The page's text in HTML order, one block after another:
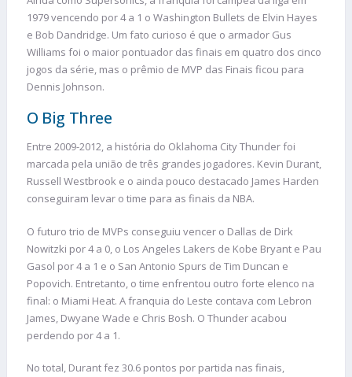
1979 vencendo por 4 a 1 o Washington Bullets de Elvin Hayes
e Bob Dandridge. Um fato curioso é que o armador Gus
Williams foi o maior pontuador das finais em quatro dos cinco
jogos da série, mas o prêmio de MVP das Finais ficou para
Dennis Johnson.
O Big Three
Entre 2009-2012, a história do Oklahoma City Thunder foi
marcada pela união de três grandes jogadores. Kevin Durant,
Russell Westbrook e o ainda pouco destacado James Harden
conseguiram levar o time para as finais da NBA.
O futuro trio de MVPs conseguiu vencer o Dallas de Dirk
Nowitzki por 4 a 0, o Los Angeles Lakers de Kobe Bryant e Pau
Gasol por 4 a 1 e o San Antonio Spurs de Tim Duncan e
Popovich. Entretanto, o time enfrentou outro forte elenco na
final: o Miami Heat. A franquia do Leste contava com Lebron
James, Dwyane Wade e Chris Bosh. O Thunder acabou
perdendo por 4 a 1.
No total, Durant fez 30.6 pontos por partida nas finais,